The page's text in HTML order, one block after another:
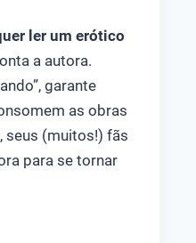
ler um erótico
a autora.
garante
as obras
seus (muitos!) fãs
para se tornar